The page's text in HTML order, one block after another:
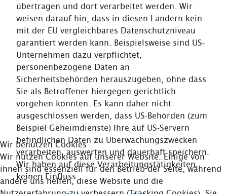
übertragen und dort verarbeitet werden. Wir
weisen darauf hin, dass in diesen Ländern kein
mit der EU vergleichbares Datenschutzniveau
garantiert werden kann. Beispielsweise sind US-
Unternehmen dazu verpflichtet,
personenbezogene Daten an
Sicherheitsbehörden herauszugeben, ohne dass
Sie als Betroffener hiergegen gerichtlich
vorgehen könnten. Es kann daher nicht
ausgeschlossen werden, dass US-Behörden (zum
Beispiel Geheimdienste) Ihre auf US-Servern
befindlichen Daten zu Überwachungszwecken
verarbeiten, auswerten und dauerhaft speichern.
Wir haben auf diese Verarbeitungstätigkeiten
keinen Einfluss.
Wir benutzen Cookies
Wir nutzen Cookies auf unserer Website. Einige von
ihnen sind essenziell für den Betrieb der Seite, während
andere uns helfen, diese Website und die